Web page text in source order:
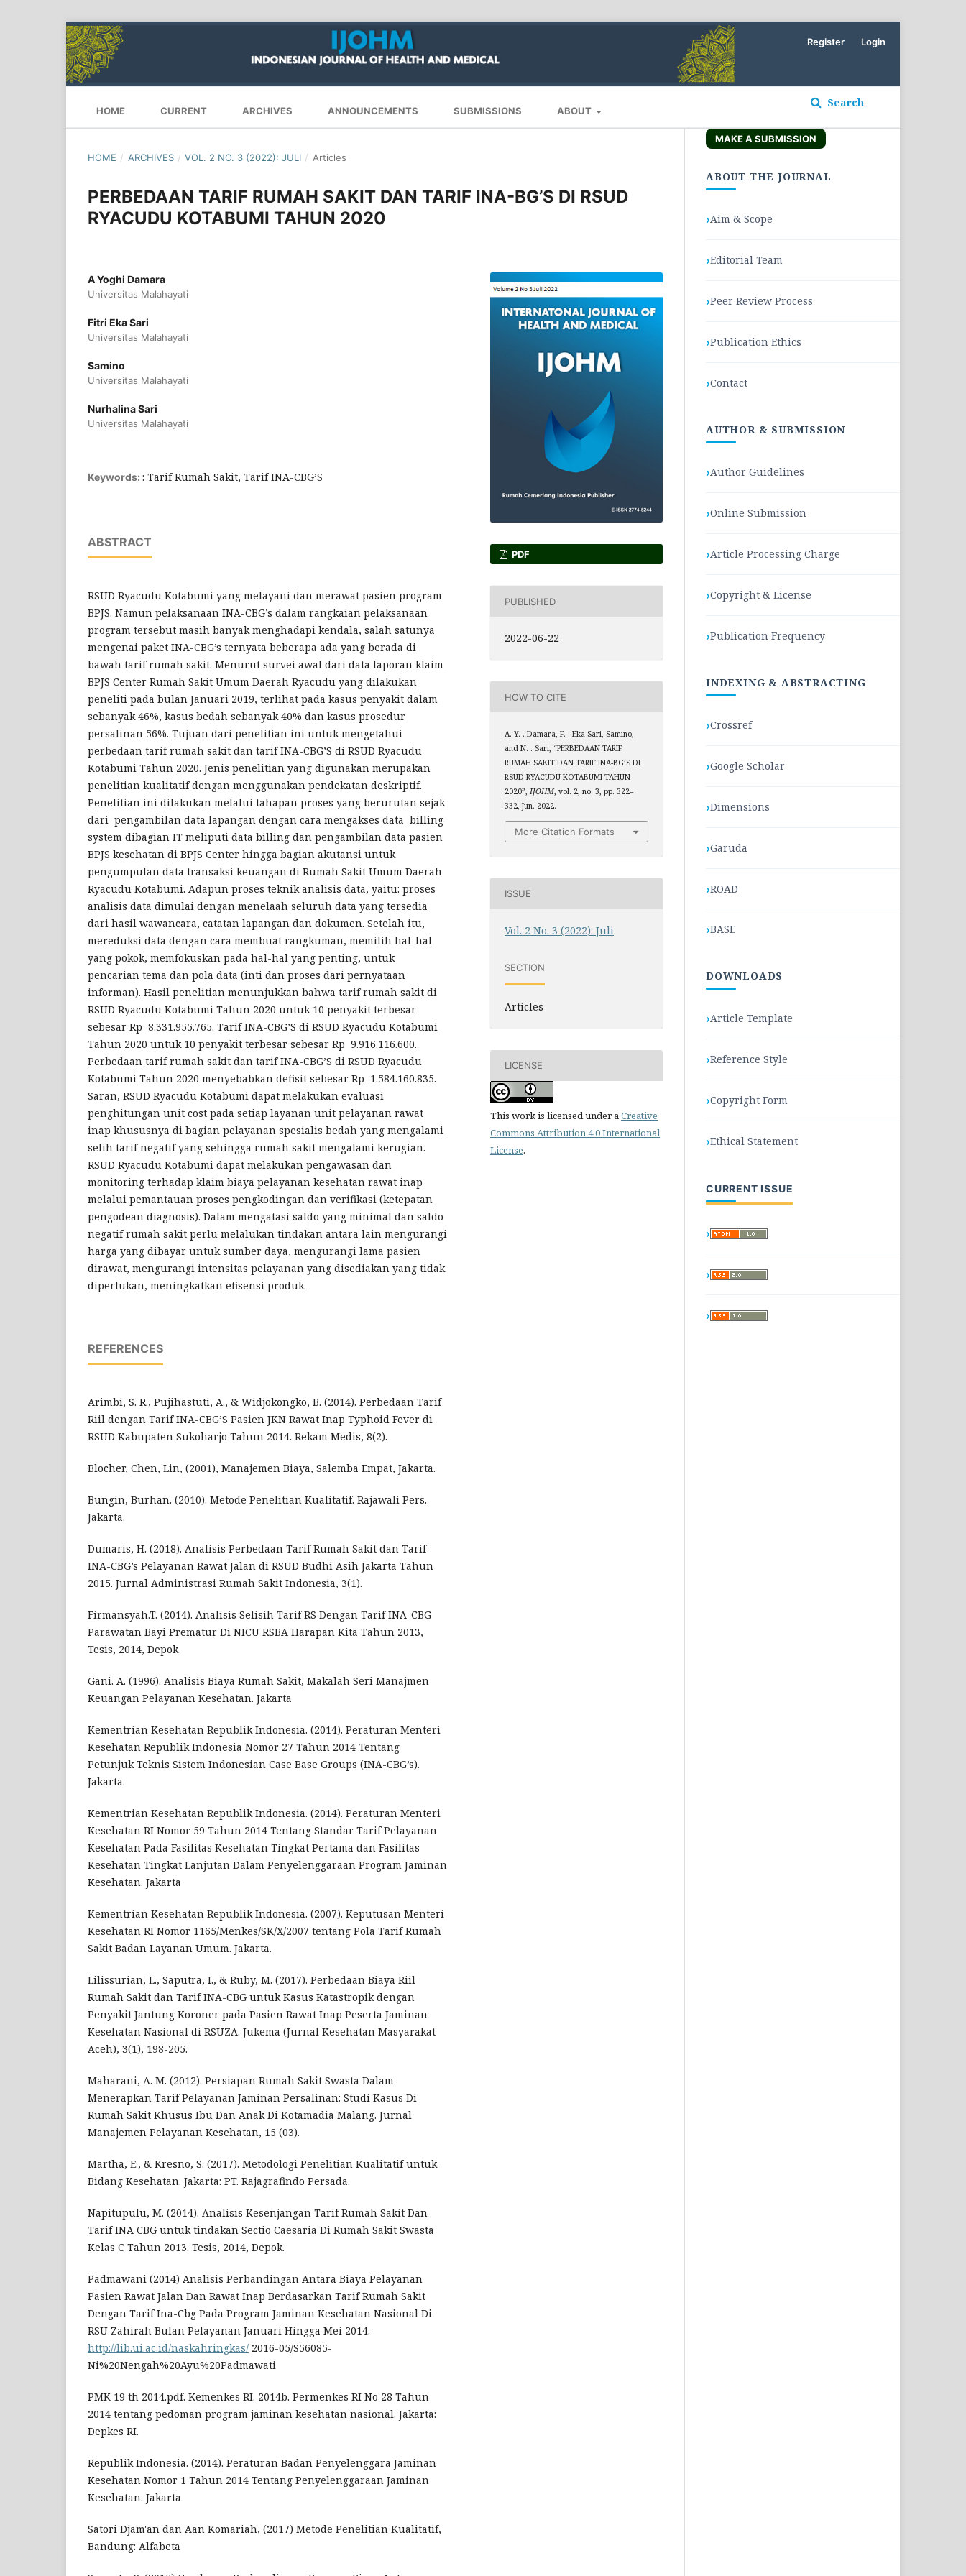
HOME CURRENT ARCHIVES ANNOUNCEMENTS SUBMISSIONS ABOUT
Search
Register Login
HOME / ARCHIVES / VOL. 2 NO. 3 (2022): JULI / Articles
PERBEDAAN TARIF RUMAH SAKIT DAN TARIF INA-BG’S DI RSUD
RYACUDU KOTABUMI TAHUN 2020
A Yoghi Damara
Universitas Malahayati
Fitri Eka Sari
Universitas Malahayati
Samino
Universitas Malahayati
Nurhalina Sari
Universitas Malahayati
Keywords: : Tarif Rumah Sakit, Tarif INA-CBG’S
ABSTRACT
RSUD Ryacudu Kotabumi yang melayani dan merawat pasien program
BPJS. Namun pelaksanaan INA-CBG’s dalam rangkaian pelaksanaan
program tersebut masih banyak menghadapi kendala, salah satunya
mengenai paket INA-CBG’s ternyata beberapa ada yang berada di
bawah tarif rumah sakit. Menurut survei awal dari data laporan klaim
BPJS Center Rumah Sakit Umum Daerah Ryacudu yang dilakukan
peneliti pada bulan Januari 2019, terlihat pada kasus penyakit dalam
sebanyak 46%, kasus bedah sebanyak 40% dan kasus prosedur
persalinan 56%. Tujuan dari penelitian ini untuk mengetahui
perbedaan tarif rumah sakit dan tarif INA-CBG’S di RSUD Ryacudu
Kotabumi Tahun 2020. Jenis penelitian yang digunakan merupakan
penelitian kualitatif dengan menggunakan pendekatan deskriptif.
Penelitian ini dilakukan melalui tahapan proses yang berurutan sejak
dari pengambilan data lapangan dengan cara mengakses data billing
system dibagian IT meliputi data billing dan pengambilan data pasien
BPJS kesehatan di BPJS Center hingga bagian akutansi untuk
pengumpulan data transaksi keuangan di Rumah Sakit Umum Daerah
Ryacudu Kotabumi. Adapun proses teknik analisis data, yaitu: proses
analisis data dimulai dengan menelaah seluruh data yang tersedia
dari hasil wawancara, catatan lapangan dan dokumen. Setelah itu,
mereduksi data dengan cara membuat rangkuman, memilih hal-hal
yang pokok, memfokuskan pada hal-hal yang penting, untuk
pencarian tema dan pola data (inti dan proses dari pernyataan
informan). Hasil penelitian menunjukkan bahwa tarif rumah sakit di
RSUD Ryacudu Kotabumi Tahun 2020 untuk 10 penyakit terbesar
sebesar Rp 8.331.955.765. Tarif INA-CBG’S di RSUD Ryacudu Kotabumi
Tahun 2020 untuk 10 penyakit terbesar sebesar Rp 9.916.116.600.
Perbedaan tarif rumah sakit dan tarif INA-CBG’S di RSUD Ryacudu
Kotabumi Tahun 2020 menyebabkan defisit sebesar Rp 1.584.160.835.
Saran, RSUD Ryacudu Kotabumi dapat melakukan evaluasi
penghitungan unit cost pada setiap layanan unit pelayanan rawat
inap khususnya di bagian pelayanan spesialis bedah yang mengalami
selih tarif negatif yang sehingga rumah sakit mengalami kerugian.
RSUD Ryacudu Kotabumi dapat melakukan pengawasan dan
monitoring terhadap klaim biaya pelayanan kesehatan rawat inap
melalui pemantauan proses pengkodingan dan verifikasi (ketepatan
pengodean diagnosis). Dalam mengatasi saldo yang minimal dan saldo
negatif rumah sakit perlu melalukan tindakan antara lain mengurangi
harga yang dibayar untuk sumber daya, mengurangi lama pasien
dirawat, mengurangi intensitas pelayanan yang disediakan yang tidak
diperlukan, meningkatkan efisensi produk.
REFERENCES
Arimbi, S. R., Pujihastuti, A., & Widjokongko, B. (2014). Perbedaan Tarif
Riil dengan Tarif INA-CBG’S Pasien JKN Rawat Inap Typhoid Fever di
RSUD Kabupaten Sukoharjo Tahun 2014. Rekam Medis, 8(2).
Blocher, Chen, Lin, (2001), Manajemen Biaya, Salemba Empat, Jakarta.
Bungin, Burhan. (2010). Metode Penelitian Kualitatif. Rajawali Pers.
Jakarta.
Dumaris, H. (2018). Analisis Perbedaan Tarif Rumah Sakit dan Tarif
INA-CBG’s Pelayanan Rawat Jalan di RSUD Budhi Asih Jakarta Tahun
2015. Jurnal Administrasi Rumah Sakit Indonesia, 3(1).
Firmansyah.T. (2014). Analisis Selisih Tarif RS Dengan Tarif INA-CBG
Parawatan Bayi Prematur Di NICU RSBA Harapan Kita Tahun 2013,
Tesis, 2014, Depok
Gani. A. (1996). Analisis Biaya Rumah Sakit, Makalah Seri Manajmen
Keuangan Pelayanan Kesehatan. Jakarta
Kementrian Kesehatan Republik Indonesia. (2014). Peraturan Menteri
Kesehatan Republik Indonesia Nomor 27 Tahun 2014 Tentang
Petunjuk Teknis Sistem Indonesian Case Base Groups (INA-CBG’s).
Jakarta.
Kementrian Kesehatan Republik Indonesia. (2014). Peraturan Menteri
Kesehatan RI Nomor 59 Tahun 2014 Tentang Standar Tarif Pelayanan
Kesehatan Pada Fasilitas Kesehatan Tingkat Pertama dan Fasilitas
Kesehatan Tingkat Lanjutan Dalam Penyelenggaraan Program Jaminan
Kesehatan. Jakarta
Kementrian Kesehatan Republik Indonesia. (2007). Keputusan Menteri
Kesehatan RI Nomor 1165/Menkes/SK/X/2007 tentang Pola Tarif Rumah
Sakit Badan Layanan Umum. Jakarta.
Lilissurian, L., Saputra, I., & Ruby, M. (2017). Perbedaan Biaya Riil
Rumah Sakit dan Tarif INA-CBG untuk Kasus Katastropik dengan
Penyakit Jantung Koroner pada Pasien Rawat Inap Peserta Jaminan
Kesehatan Nasional di RSUZA. Jukema (Jurnal Kesehatan Masyarakat
Aceh), 3(1), 198-205.
Maharani, A. M. (2012). Persiapan Rumah Sakit Swasta Dalam
Menerapkan Tarif Pelayanan Jaminan Persalinan: Studi Kasus Di
Rumah Sakit Khusus Ibu Dan Anak Di Kotamadia Malang. Jurnal
Manajemen Pelayanan Kesehatan, 15 (03).
Martha, E., & Kresno, S. (2017). Metodologi Penelitian Kualitatif untuk
Bidang Kesehatan. Jakarta: PT. Rajagrafindo Persada.
Napitupulu, M. (2014). Analisis Kesenjangan Tarif Rumah Sakit Dan
Tarif INA CBG untuk tindakan Sectio Caesaria Di Rumah Sakit Swasta
Kelas C Tahun 2013. Tesis, 2014, Depok.
Padmawani (2014) Analisis Perbandingan Antara Biaya Pelayanan
Pasien Rawat Jalan Dan Rawat Inap Berdasarkan Tarif Rumah Sakit
Dengan Tarif Ina-Cbg Pada Program Jaminan Kesehatan Nasional Di
RSU Zahirah Bulan Pelayanan Januari Hingga Mei 2014.
http://lib.ui.ac.id/naskahringkas/ 2016-05/S56085-
Ni%20Nengah%20Ayu%20Padmawati
PMK 19 th 2014.pdf. Kemenkes RI. 2014b. Permenkes RI No 28 Tahun
2014 tentang pedoman program jaminan kesehatan nasional. Jakarta:
Depkes RI.
Republik Indonesia. (2014). Peraturan Badan Penyelenggara Jaminan
Kesehatan Nomor 1 Tahun 2014 Tentang Penyelenggaraan Jaminan
Kesehatan. Jakarta
Satori Djam'an dan Aan Komariah, (2017) Metode Penelitian Kualitatif,
Bandung: Alfabeta
PDF
PUBLISHED
2022-06-22
HOW TO CITE
A. Y. . Damara, F. . Eka Sari, Samino,
and N. . Sari, “PERBEDAAN TARIF
RUMAH SAKIT DAN TARIF INA-BG’S DI
RSUD RYACUDU KOTABUMI TAHUN
2020”,IJOHM, vol. 2, no. 3, pp. 322–
332, Jun. 2022.
More Citation Formats
ISSUE
Vol. 2 No. 3 (2022): Juli
SECTION
Articles
LICENSE
This work is licensed under aCreative
Commons Attribution 4.0 International
License.
MAKE A SUBMISSION
ABOUT THE JOURNAL
Aim & Scope
Editorial Team
Peer Review Process
Publication Ethics
Contact
AUTHOR & SUBMISSION
Author Guidelines
Online Submission
Article Processing Charge
Copyright & License
Publication Frequency
INDEXING & ABSTRACTING
Crossref
Google Scholar
Dimensions
Garuda
ROAD
BASE
DOWNLOADS
Article Template
Reference Style
Copyright Form
Ethical Statement
CURRENT ISSUE